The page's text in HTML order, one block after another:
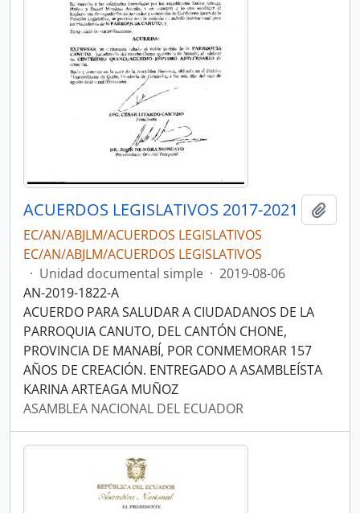
ACUERDOS LEGISLATIVOS 2017-2021
EC/AN/ABJLM/ACUERDOS LEGISLATIVOS
EC/AN/ABJLM/ACUERDOS LEGISLATIVOS
· Unidad documental simple · 2019-08-06
AN-2019-1822-A
ACUERDO PARA SALUDAR A CIUDADANOS DE LA
PARROQUIA CANUTO, DEL CANTÓN CHONE,
PROVINCIA DE MANABÍ, POR CONMEMORAR 157
AÑOS DE CREACIÓN. ENTREGADO A ASAMBLEÍSTA
KARINA ARTEAGA MUÑOZ
ASAMBLEA NACIONAL DEL ECUADOR